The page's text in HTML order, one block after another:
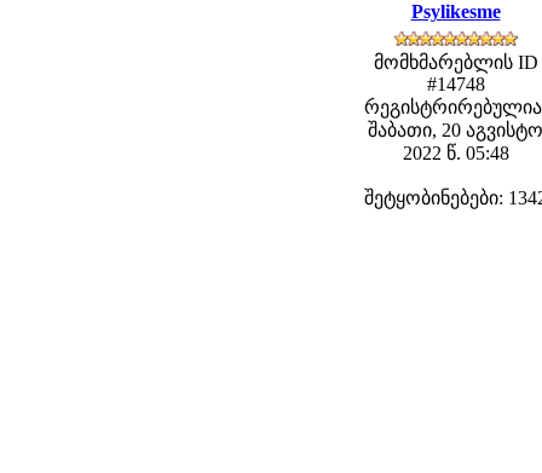
Psylikesme
მომხმარებლის ID
#14748
შაბათი, 20 აგვისტო
2022 წ. 05:48
შეტყობინებები: